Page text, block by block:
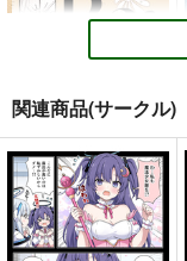
Re:type Comedy
壱番地
5,500円（税込）
関連商品(サークル)